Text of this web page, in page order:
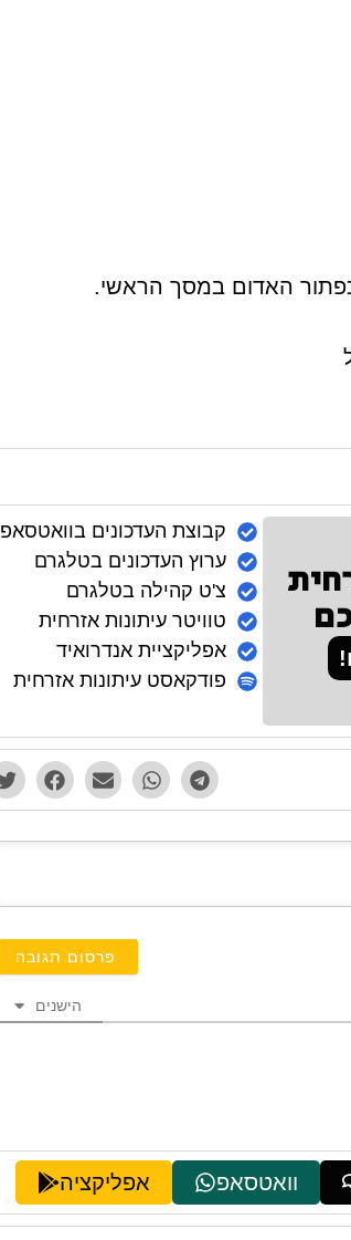
כפתור האדום במסך הראשי.
קבוצת העדכונים בוואטסאפ
ערוץ העדכונים בטלגרם
צ'ט קהילה בטלגרם
טוויטר עיתונות אזרחית
אפליקציית אנדרואיד
פודקאסט עיתונות אזרחית
הישנים
וואטסאפ אפליקציה